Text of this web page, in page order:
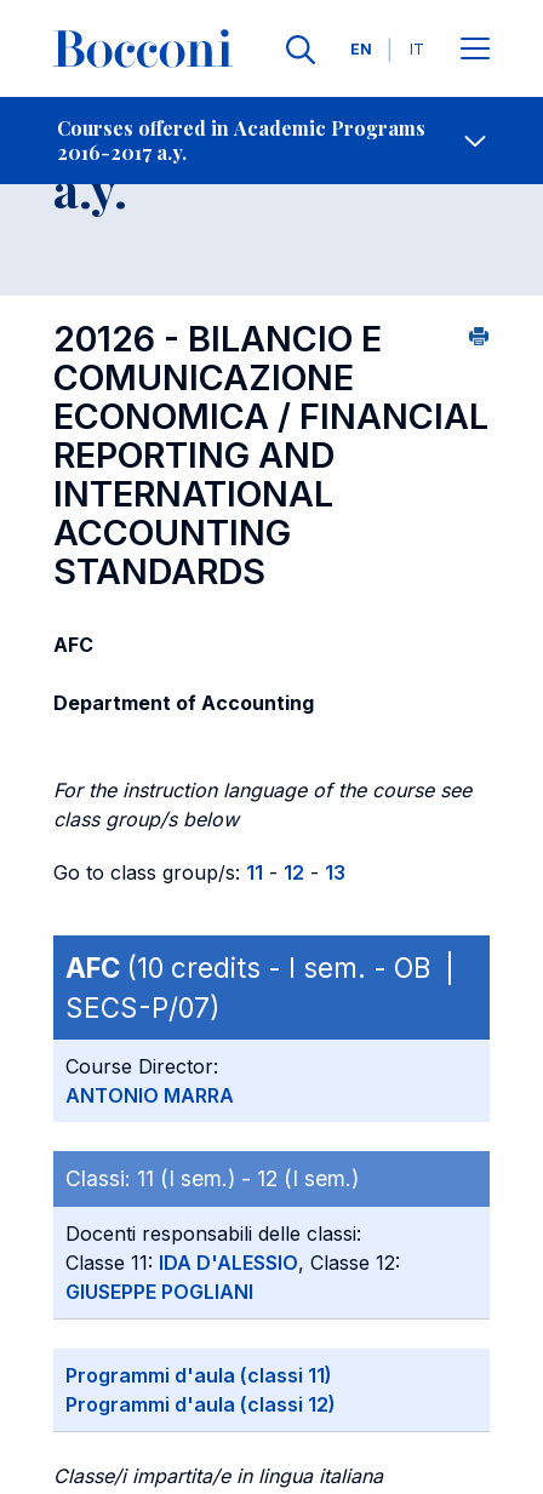
Languages
EN IT
Courses offered in Academic Programs
2016-2017 a.y.
- Contact Us
Course 2016-2017
a.y.
20126 - BILANCIO E
COMUNICAZIONE
ECONOMICA / FINANCIAL
REPORTING AND
INTERNATIONAL
ACCOUNTING
STANDARDS
AFC
Department of Accounting
For the instruction language of the course see
class group/s below
Go to class group/s: 11 - 12 - 13
AFC (10 credits - I sem. - OB |
SECS-P/07)
Course Director:
ANTONIO MARRA
Classi: 11 (I sem.) - 12 (I sem.)
Docenti responsabili delle classi:
Classe 11: IDA D'ALESSIO, Classe 12:
GIUSEPPE POGLIANI
Programmi d'aula (classi 11)
Programmi d'aula (classi 12)
Classe/i impartita/e in lingua italiana